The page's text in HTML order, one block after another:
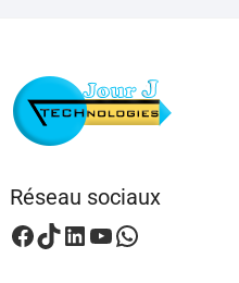
Réseau sociaux
Facebook
TikTok
LinkedIn
YouTube
WhatsApp